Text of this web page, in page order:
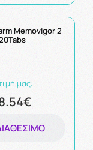
Memovigor 2
μας: